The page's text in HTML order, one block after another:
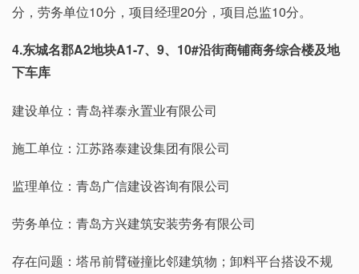
分，劳务单位10分，项目经理20分，项目总监10分。
4.东城名郡A2地块A1-7、9、10#沿街商铺商务综合楼及地
下车库
建设单位：青岛祥泰永置业有限公司
施工单位：江苏路泰建设集团有限公司
监理单位：青岛广信建设咨询有限公司
劳务单位：青岛方兴建筑安装劳务有限公司
存在问题：塔吊前臂碰撞比邻建筑物；卸料平台搭设不规